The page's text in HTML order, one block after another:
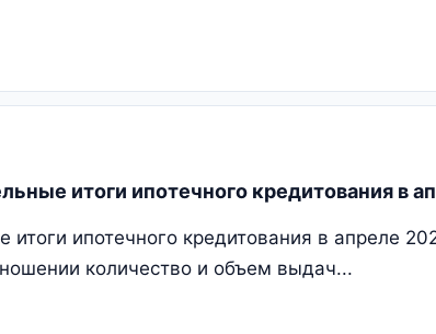
итоги ипотечного кредитования в
ипотечного кредитования в апреле
количество и объем выдач...